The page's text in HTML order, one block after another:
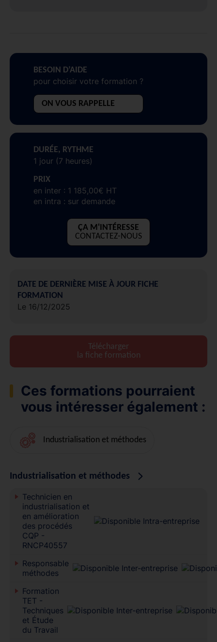
BESOIN D’AIDE
pour choisir votre formation ?
ON VOUS RAPPELLE
DURÉE, RYTHME
1 jour (7 heures)
PRIX
en inter : 1 185,00€ HT
en intra : sur demande
ÇA M'INTÉRESSE
CONTACTEZ-NOUS
DATE DE DERNIÈRE MISE À JOUR FICHE
FORMATION
Le 16/12/2025
Télécharger
la fiche formation
Ces formations pourraient
vous intéresser également :
Industrialisation et méthodes
Industrialisation et méthodes
Technicien en
industrialisation et
en amélioration
des procédés
CQP -
RNCP40557
Responsable
méthodes
Formation
TET -
Techniques
et Étude
du Travail